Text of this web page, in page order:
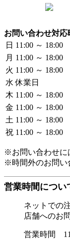
お問い合わせ対応
日 11:00 ～ 18:00
月 11:00 ～ 18:00
火 11:00 ～ 18:00
水 休業日
木 11:00 ～ 18:00
金 11:00 ～ 18:00
土 11:00 ～ 18:00
祝 11:00 ～ 18:00
※お問い合わせに
※時間外のお問い
営業時間につい
ネットでの
店舗へのお
営業時間